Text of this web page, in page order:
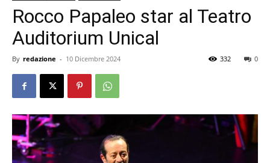
Rocco Papaleo star al Teatro
Auditorium Unical
By redazione - 10 Dicembre 2024 0
332